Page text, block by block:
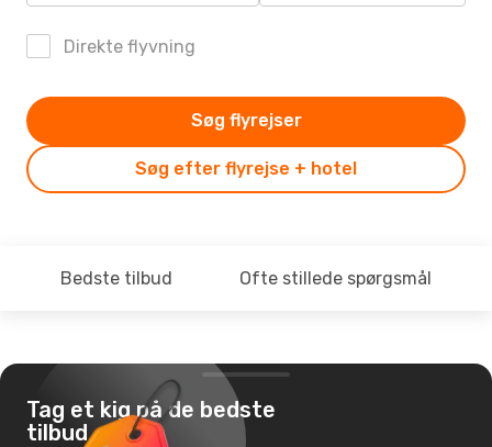
Direkte flyvning
Søg efter flyrejse + hotel
Søg flyrejser
Bedste tilbud Ofte stillede spørgsmål
Tag et kig på de bedste
tilbud